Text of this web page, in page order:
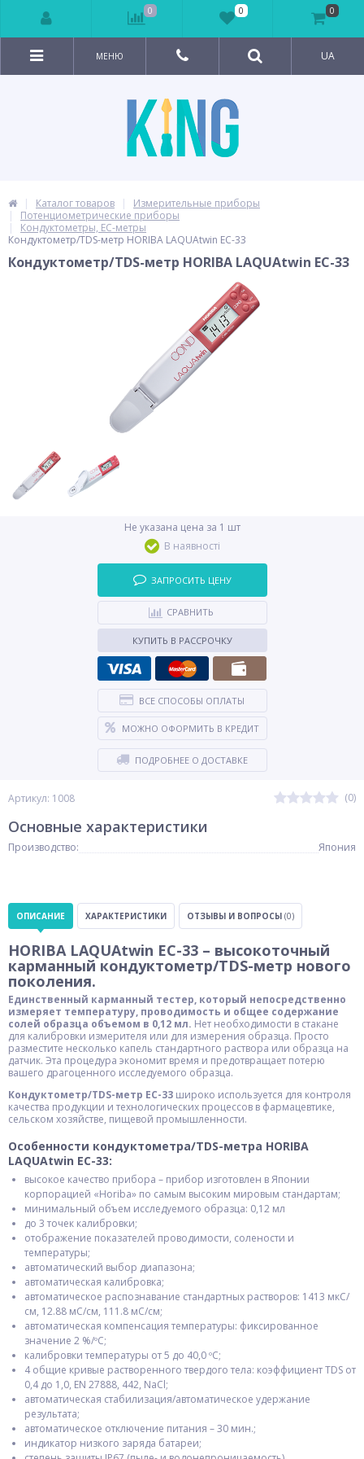
МЕНЮ UA
Каталог товаров
Измерительные приборы
Потенциометрические приборы
Кондуктометры, EC-метры
Кондуктометр/TDS-метр HORIBA LAQUAtwin EC-33
Кондуктометр/TDS-метр HORIBA LAQUAtwin EC-33
Артикул: 1008 (0)
Не указана цена за 1 шт
В наявності
ЗАПРОСИТЬ ЦЕНУ
СРАВНИТЬ
КУПИТЬ В РАССРОЧКУ
ВСЕ СПОСОБЫ ОПЛАТЫ
МОЖНО ОФОРМИТЬ В КРЕДИТ
ПОДРОБНЕЕ О ДОСТАВКЕ
Основные характеристики
Производство: Япония
ОПИСАНИЕ ХАРАКТЕРИСТИКИ ОТЗЫВЫ И ВОПРОСЫ (0)
HORIBA LAQUAtwin EC-33 – высокоточный
карманный кондуктометр/TDS-метр нового
поколения.
Единственный карманный тестер, который непосредственно
измеряет температуру, проводимость и общее содержание
солей образца объемом в 0,12 мл. Нет необходимости в стакане
для калибровки измерителя или для измерения образца. Просто
разместите несколько капель стандартного раствора или образца на
датчик. Эта процедура экономит время и предотвращает потерю
вашего драгоценного исследуемого образца.
Кондуктометр/TDS-метр EC-33 широко используется для контроля
качества продукции и технологических процессов в фармацевтике,
сельском хозяйстве, пищевой промышленности.
Особенности кондуктометра/TDS-метра HORIBA
LAQUAtwin EC-33:
высокое качество прибора – прибор изготовлен в Японии
корпорацией «Horiba» по самым высоким мировым стандартам;
минимальный объем исследуемого образца: 0,12 мл
до 3 точек калибровки;
отображение показателей проводимости, солености и
температуры;
автоматический выбор диапазона;
автоматическая калибровка;
автоматическое распознавание стандартных растворов: 1413 мкС/
см, 12.88 мС/см, 111.8 мС/см;
автоматическая компенсация температуры: фиксированное
значение 2 %/ºC;
калибровки температуры от 5 до 40,0 ºC;
4 общие кривые растворенного твердого тела: коэффициент TDS от
0,4 до 1,0, EN 27888, 442, NaCl;
автоматическая стабилизация/автоматическое удержание
результата;
автоматическое отключение питания – 30 мин.;
индикатор низкого заряда батареи;
0 0 0